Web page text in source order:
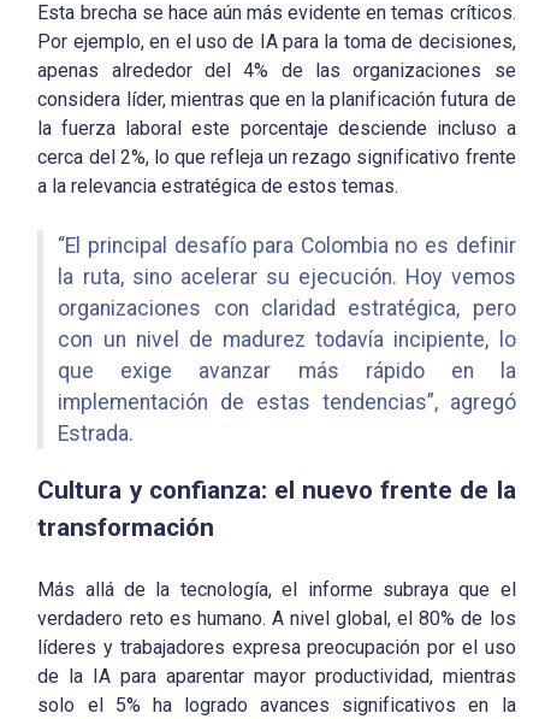
Esta brecha se hace aún más evidente en temas críticos.
Por ejemplo, en el uso de IA para la toma de decisiones,
apenas alrededor del 4% de las organizaciones se
considera líder, mientras que en la planificación futura de
la fuerza laboral este porcentaje desciende incluso a
cerca del 2%, lo que refleja un rezago significativo frente
a la relevancia estratégica de estos temas.
“El principal desafío para Colombia no es definir
la ruta, sino acelerar su ejecución. Hoy vemos
organizaciones con claridad estratégica, pero
con un nivel de madurez todavía incipiente, lo
que exige avanzar más rápido en la
implementación de estas tendencias”, agregó
Estrada.
Cultura y confianza: el nuevo frente de la
transformación
Más allá de la tecnología, el informe subraya que el
verdadero reto es humano. A nivel global, el 80% de los
líderes y trabajadores expresa preocupación por el uso
de la IA para aparentar mayor productividad, mientras
solo el 5% ha logrado avances significativos en la